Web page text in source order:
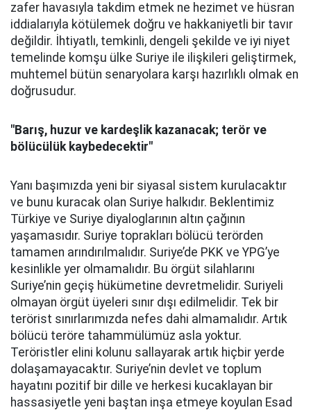
zafer havasıyla takdim etmek ne hezimet ve hüsran
iddialarıyla kötülemek doğru ve hakkaniyetli bir tavır
değildir. İhtiyatlı, temkinli, dengeli şekilde ve iyi niyet
temelinde komşu ülke Suriye ile ilişkileri geliştirmek,
muhtemel bütün senaryolara karşı hazırlıklı olmak en
doğrusudur.
"Barış, huzur ve kardeşlik kazanacak; terör ve
bölücülük kaybedecektir"
Yanı başımızda yeni bir siyasal sistem kurulacaktır
ve bunu kuracak olan Suriye halkıdır. Beklentimiz
Türkiye ve Suriye diyaloglarının altın çağının
yaşamasıdır. Suriye toprakları bölücü terörden
tamamen arındırılmalıdır. Suriye’de PKK ve YPG’ye
kesinlikle yer olmamalıdır. Bu örgüt silahlarını
Suriye’nin geçiş hükümetine devretmelidir. Suriyeli
olmayan örgüt üyeleri sınır dışı edilmelidir. Tek bir
terörist sınırlarımızda nefes dahi almamalıdır. Artık
bölücü teröre tahammülümüz asla yoktur.
Teröristler elini kolunu sallayarak artık hiçbir yerde
dolaşamayacaktır. Suriye’nin devlet ve toplum
hayatını pozitif bir dille ve herkesi kucaklayan bir
hassasiyetle yeni baştan inşa etmeye koyulan Esad